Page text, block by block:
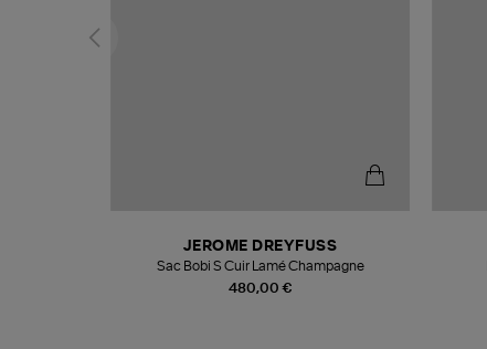
480,00 €
JEROME DREYFUSS
Sac Bobi S Cuir Lamé Champagne